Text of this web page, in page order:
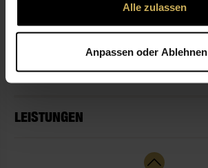
Alle zulassen
Anpassen oder Ablehnen
ÖFFNUNGSZEITEN
NICHT LIEFERBEREIT
LEISTUNGEN